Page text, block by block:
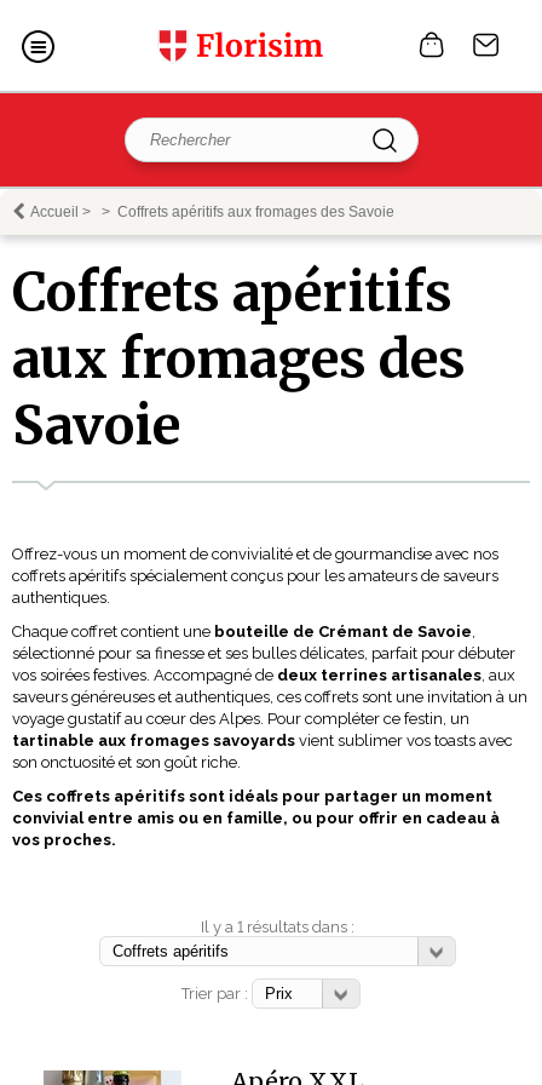
Accueil > > Coffrets apéritifs aux fromages des Savoie
Coffrets apéritifs
aux fromages des
Savoie
Offrez-vous un moment de convivialité et de gourmandise avec nos
coffrets apéritifs spécialement conçus pour les amateurs de saveurs
authentiques.
Chaque coffret contient une bouteille de Crémant de Savoie
sélectionné pour sa finesse et ses bulles délicates, parfait pour débuter
vos soirées festives. Accompagné de deux terrines artisanales , aux
saveurs généreuses et authentiques, ces coffrets sont une invitation à un
voyage gustatif au cœur des Alpes. Pour compléter ce festin, un
tartinable aux fromages savoyards vient sublimer vos toasts avec
son onctuosité et son goût riche.
Ces coffrets apéritifs sont idéals pour partager un moment
convivial entre amis ou en famille, ou pour offrir en cadeau à
vos proches.
Il y a 1 résultats dans :
Trier par :